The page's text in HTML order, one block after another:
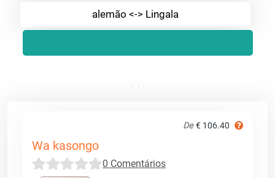
alemão <-> Lingala
De € 106.40
Wa kasongo
0 Comentários